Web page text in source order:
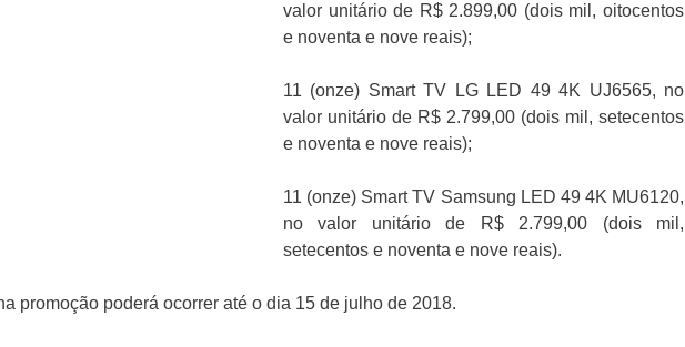
valor unitário de R$ 2.899,00 (dois mil, oitocentos
e noventa e nove reais);
11 (onze) Smart TV LG LED 49 4K UJ6565, no
valor unitário de R$ 2.799,00 (dois mil, setecentos
e noventa e nove reais);
11 (onze) Smart TV Samsung LED 49 4K MU6120,
no valor unitário de R$ 2.799,00 (dois mil,
setecentos e noventa e nove reais).
promoção poderá ocorrer até o dia 15 de julho de 2018.